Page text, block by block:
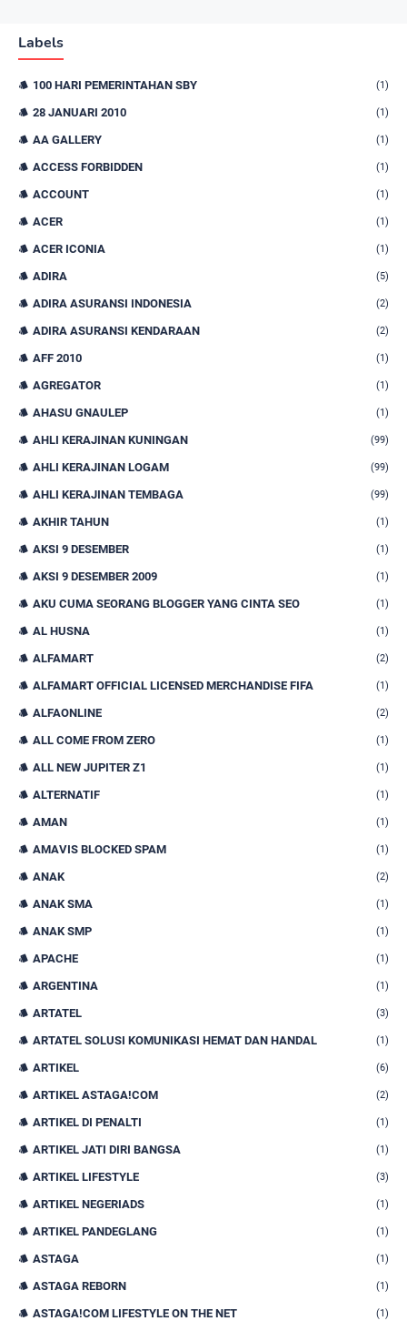
Labels
100 HARI PEMERINTAHAN SBY (1)
28 JANUARI 2010 (1)
AA GALLERY (1)
ACCESS FORBIDDEN (1)
ACCOUNT (1)
ACER (1)
ACER ICONIA (1)
ADIRA (5)
ADIRA ASURANSI INDONESIA (2)
ADIRA ASURANSI KENDARAAN (2)
AFF 2010 (1)
AGREGATOR (1)
AHASU GNAULEP (1)
AHLI KERAJINAN KUNINGAN (99)
AHLI KERAJINAN LOGAM (99)
AHLI KERAJINAN TEMBAGA (99)
AKHIR TAHUN (1)
AKSI 9 DESEMBER (1)
AKSI 9 DESEMBER 2009 (1)
AKU CUMA SEORANG BLOGGER YANG CINTA SEO (1)
AL HUSNA (1)
ALFAMART (2)
ALFAMART OFFICIAL LICENSED MERCHANDISE FIFA (1)
ALFAONLINE (2)
ALL COME FROM ZERO (1)
ALL NEW JUPITER Z1 (1)
ALTERNATIF (1)
AMAN (1)
AMAVIS BLOCKED SPAM (1)
ANAK (2)
ANAK SMA (1)
ANAK SMP (1)
APACHE (1)
ARGENTINA (1)
ARTATEL (3)
ARTATEL SOLUSI KOMUNIKASI HEMAT DAN HANDAL (1)
ARTIKEL (6)
ARTIKEL ASTAGA!COM (2)
ARTIKEL DI PENALTI (1)
ARTIKEL JATI DIRI BANGSA (1)
ARTIKEL LIFESTYLE (3)
ARTIKEL NEGERIADS (1)
ARTIKEL PANDEGLANG (1)
ASTAGA (1)
ASTAGA REBORN (1)
ASTAGA!COM LIFESTYLE ON THE NET (1)